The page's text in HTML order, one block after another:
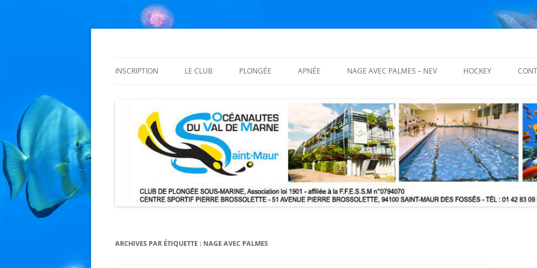
Aller
INSCRIPTION
TARIFS: MARDI ET JEUDI
RÈGLEMENT INTÉRIEUR
CERTIFICAT MÉDICAL
LE CLUB
ENCADRANTS
INFOS PRATIQUES
L’HISTOIRE DES OVM
PLONGÉE
FOSSES
PLANNING BLOCS
COURS THÉORIQUES
MANUELS DE FORMATION
TECHNIQUE (MFT) FFESSM
APNÉE
COURS THÉORIQUES
NAGE AVEC PALMES – NEV
NAGE EN EAU VIVE – NEV
HOCKEY
PHOTOS
ARCHIVES PAR ÉTIQUETTE : NAGE AVEC PALMES